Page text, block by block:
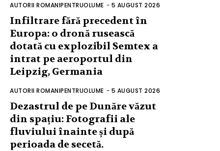
AUTORII ROMANIPENTRUOLUME - 5 AUGUST 2026
Infiltrare fără precedent în
Europa: o dronă rusească
dotată cu explozibil Semtex a
intrat pe aeroportul din
Leipzig, Germania
AUTORII ROMANIPENTRUOLUME - 5 AUGUST 2026
Dezastrul de pe Dunăre văzut
din spațiu: Fotografii ale
fluviului înainte și după
perioada de secetă.